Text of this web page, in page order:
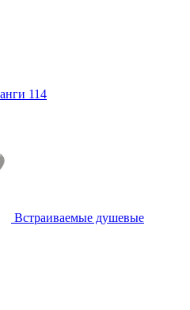
114
Встраиваемые душевые